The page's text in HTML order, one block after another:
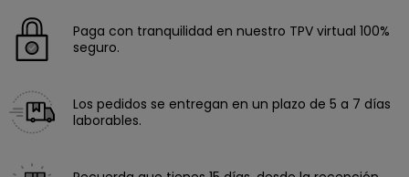
Paga con tranquilidad en nuestro TPV virtual 100%
seguro.
Los pedidos se entregan en un plazo de 5 a 7 días
laborables.